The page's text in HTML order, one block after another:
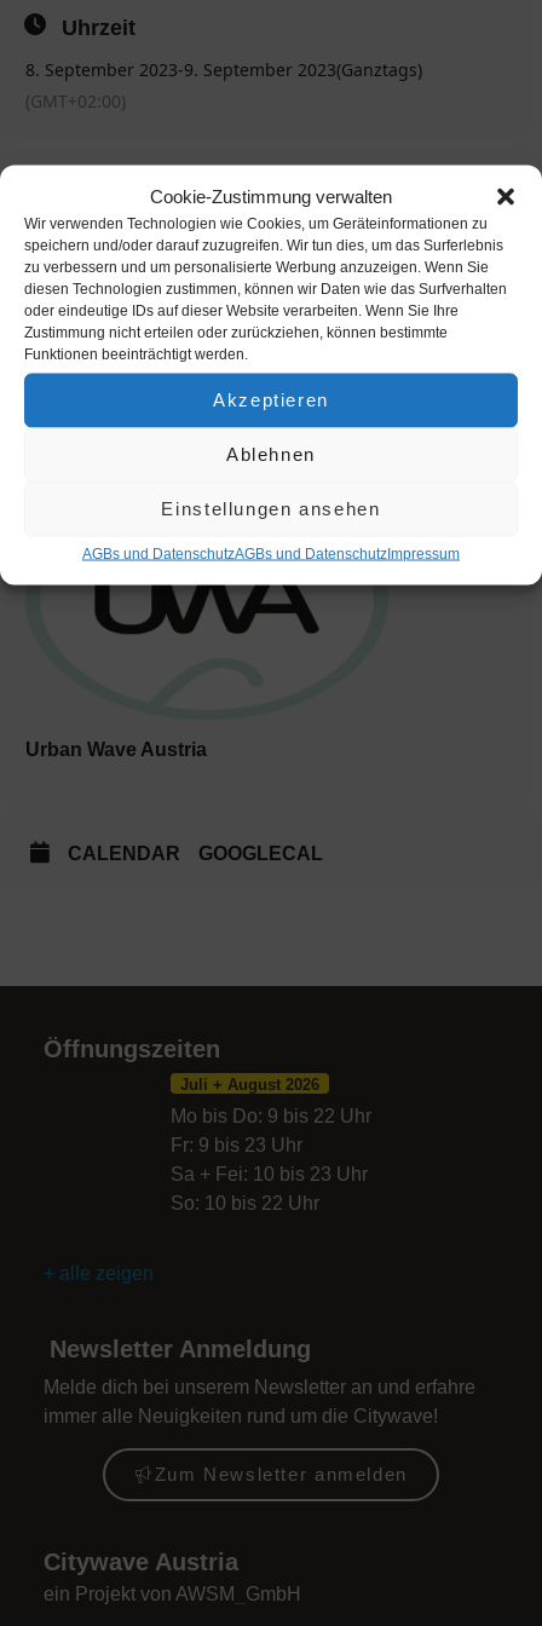
Cookie-Zustimmung verwalten
Wir verwenden Technologien wie Cookies, um Geräteinformationen zu
speichern und/oder darauf zuzugreifen. Wir tun dies, um das Surferlebnis
zu verbessern und um personalisierte Werbung anzuzeigen. Wenn Sie
diesen Technologien zustimmen, können wir Daten wie das Surfverhalten
oder eindeutige IDs auf dieser Website verarbeiten. Wenn Sie Ihre
Zustimmung nicht erteilen oder zurückziehen, können bestimmte
Funktionen beeinträchtigt werden.
Akzeptieren
Ablehnen
Einstellungen ansehen
AGBs und DatenschutzAGBs und DatenschutzImpres­sum
Open Men (offene Herrenklasse)
Masters Women Ü40
Masters Men Ü40
Wettbewerbe aller Klassen
Der Eintritt zur ÖM ist gratis.
ZUR AUSSCHREIBUNG
Uhrzeit
8. September 2023-9. September 2023(Ganztags)
(GMT+02:00)
Weitere Events
SCS Multiplex CityWave
OTHER EVENTS
BOOK YOUR SESSION
Urban Wave Austria
CALENDAR GOOGLECAL
Öffnungszeiten
Mo bis Do: 9 bis 22 Uhr
Fr: 9 bis 23 Uhr
Sa + Fei: 10 bis 23 Uhr
So: 10 bis 22 Uhr
Juli + August 2026
+ alle zeigen
Newsletter Anmeldung
Melde dich bei unserem Newsletter an und erfahre
immer alle Neuigkeiten rund um die Citywave!
Zum Newsletter anmelden
Citywave Austria
ein Projekt von AWSM GmbH